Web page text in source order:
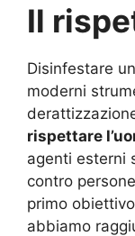
Il
Disinfestare
moderni
rispettare
agenti esterni
contro
primo
abbiamo